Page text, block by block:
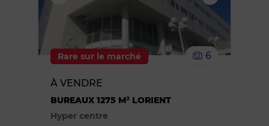
supprimer
le
Rare sur le marché 6
À VENDRE
BUREAUX 1275 M² LORIENT
Hyper centre